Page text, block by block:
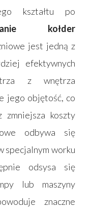
kształtu po
kołder
jest jedną z
efektywnych
z wnętrza
jego objętość, co
zmniejsza koszty
odbywa się
specjalnym worku
odsysa się
lub maszyny
znaczne